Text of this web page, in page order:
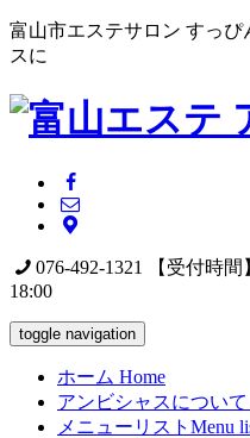
富山市エステサロン すっ
スに
076-492-1321
【受付時
18:00
toggle navigation
ホーム Home
アンビシャスについて
メニューリスト Menu